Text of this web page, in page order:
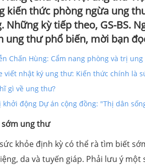
kiến thức phòng ngừa ung
Những kỳ tiếp theo, GS-BS.
ung thư phổ biến, mời bạn
Chấn Hùng: Cẩm nang phòng và trị
viết nhật ký ung thư: Kiến thức chính là
gì về ung thư?
khởi động Dự án cộng đồng: "Thị dân
ung thư
khỏe định kỳ có thể rà tìm biết
da và tuyến giáp. Phải lưu ý